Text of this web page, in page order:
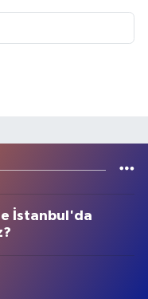
İstanbul'da